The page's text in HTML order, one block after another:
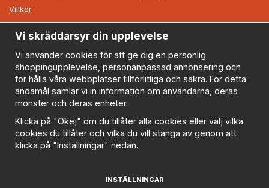
Villkor
Information
Om oss
Nyheter
Nyhetsbrev
Logga in
Om cookies
Cookie inställningar
Vi skräddarsyr din upplevelse
Vi använder cookies för att ge dig en personlig
shoppingupplevelse, personanpassad annonsering och
för hålla våra webbplatser tillförlitliga och säkra. För detta
ändamål samlar vi in information om användarna, deras
mönster och deras enheter.
Klicka på "Okej" om du tillåter alla cookies eller välj vilka
cookies du tillåter och vilka du vill stänga av genom att
klicka på "Inställningar" nedan.
INSTÄLLNINGAR